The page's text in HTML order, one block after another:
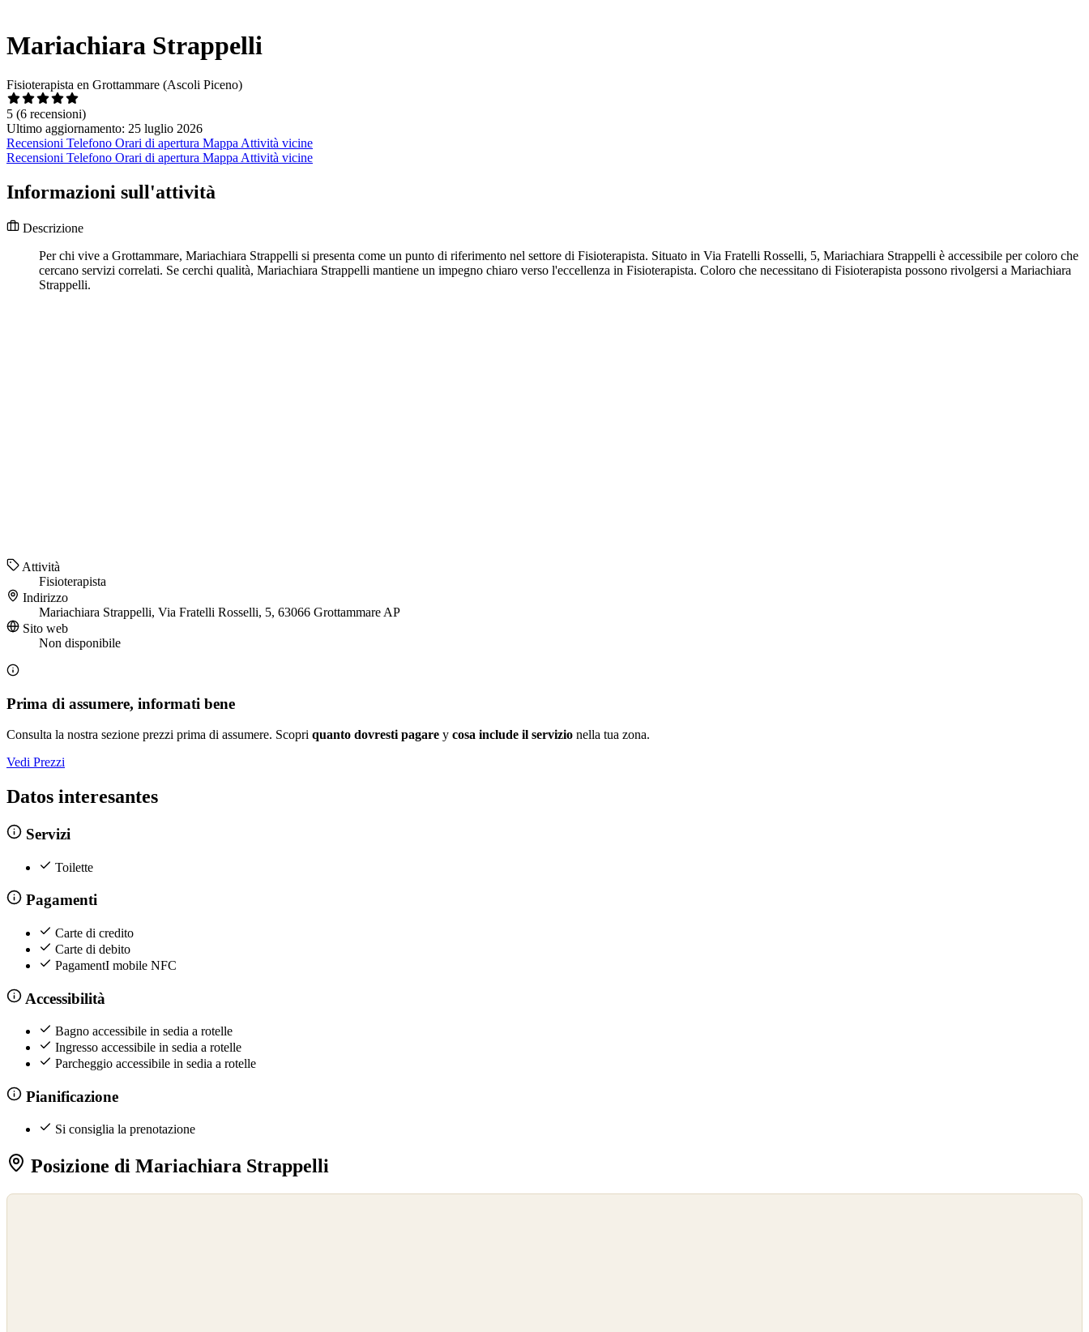
Mariachiara Strappelli
Fisioterapista en Grottammare (Ascoli Piceno)
5 (6 recensioni)
Ultimo aggiornamento: 25 luglio 2026
Recensioni Telefono Orari di apertura Mappa Attività vicine
Recensioni Telefono Orari di apertura Mappa Attività vicine
Informazioni sull'attività
Descrizione
Per chi vive a Grottammare, Mariachiara Strappelli si presenta come un punto di riferimento nel settore di Fisioterapista. Situato in Via Fratelli Rosselli, 5, Mariachiara Strappelli è accessibile per coloro che
cercano servizi correlati. Se cerchi qualità, Mariachiara Strappelli mantiene un impegno chiaro verso l'eccellenza in Fisioterapista. Coloro che necessitano di Fisioterapista possono rivolgersi a Mariachiara
Strappelli.
Attività
Fisioterapista
Indirizzo
Mariachiara Strappelli, Via Fratelli Rosselli, 5, 63066 Grottammare AP
Sito web
Non disponibile
Prima di assumere, informati bene
Consulta la nostra sezione prezzi prima di assumere. Scopri quanto dovresti pagare y cosa include il servizio nella tua zona.
Vedi Prezzi
Datos interesantes
Servizi
Toilette
Pagamenti
Carte di credito
Carte di debito
PagamentI mobile NFC
Accessibilità
Bagno accessibile in sedia a rotelle
Ingresso accessibile in sedia a rotelle
Parcheggio accessibile in sedia a rotelle
Pianificazione
Si consiglia la prenotazione
Posizione di Mariachiara Strappelli